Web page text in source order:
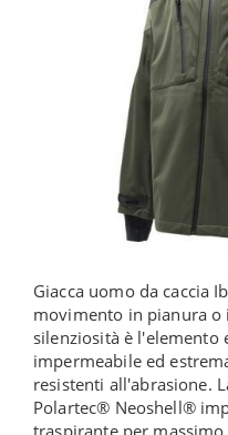
Giacca uomo da caccia
movimento in pianura o
silenziosità è l'elemento
impermeabile ed
resistenti all'abrasione.
Polartec® Neoshell®
traspirante per